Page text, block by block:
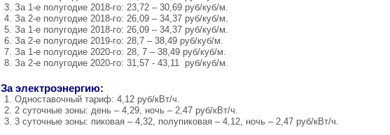
За 1-е полугодие 2018-го: 23,72 – 30,69 руб/куб/м.
За 2-е полугодие 2018-го: 26,09 – 34,37 руб/куб/м.
За 1-е полугодие 2018-го: 26,09 – 34,37 руб/куб/м.
За 2-е полугодие 2019-го: 28,7 – 38,49 руб/куб/м.
За 1-е полугодие 2020-го: 28, 7 – 38,49 руб/куб/м.
За 2-е полугодие 2020-го: 31,57 - 43,11 руб/куб/м.
За электроэнергию:
Одноставочный тариф: 4,12 руб/кВт/ч.
2 суточные зоны: день – 4,29, ночь – 2,47 руб/кВт/ч.
3 суточные зоны: пиковая – 4,32, полупиковая – 4,12, ночь – 2,47 руб/кВт/ч.